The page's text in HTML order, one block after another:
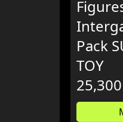
Pack
TOY
25,300